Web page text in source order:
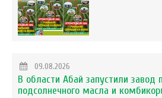
09.08.2026
В области Абай запустили завод
подсолнечного масла и